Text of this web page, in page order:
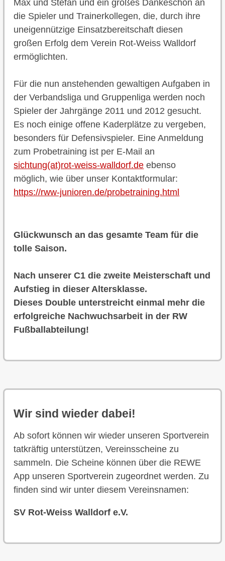
Max und Stefan und ein großes Dankeschön an
die Spieler und Trainerkollegen, die, durch ihre
uneigennützige Einsatzbereitschaft diesen
großen Erfolg dem Verein Rot-Weiss Walldorf
ermöglichten.
Für die nun anstehenden gewaltigen Aufgaben in
der Verbandsliga und Gruppenliga werden noch
Spieler der Jahrgänge 2011 und 2012 gesucht.
Es noch einige offene Kaderplätze zu vergeben,
besonders für Defensivspieler. Eine Anmeldung
zum Probetraining ist per E-Mail an
sichtung(at)rot-weiss-walldorf.de ebenso
möglich, wie über unser Kontaktformular:
https://rww-junioren.de/probetraining.html
Glückwunsch an das gesamte Team für die
tolle Saison.
Nach unserer C1 die zweite Meisterschaft und
Aufstieg in dieser Altersklasse.
Dieses Double unterstreicht einmal mehr die
erfolgreiche Nachwuchsarbeit in der RW
Fußballabteilung!
Wir sind wieder dabei!
Ab sofort können wir wieder unseren Sportverein
tatkräftig unterstützen, Vereinsscheine zu
sammeln. Die Scheine können über die REWE
App unseren Sportverein zugeordnet werden. Zu
finden sind wir unter diesem Vereinsnamen:
SV Rot-Weiss Walldorf e.V.